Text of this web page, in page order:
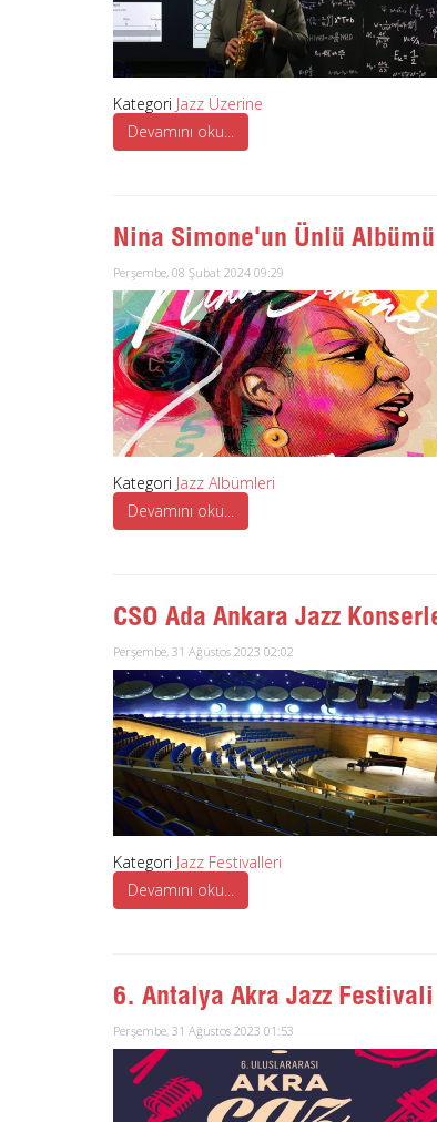
Kategori Jazz Üzerine
Devamını oku...
Nina Simone'un Ünlü
Perşembe, 08 Şubat 2024 09:29
Kategori Jazz Albümleri
Devamını oku...
CSO Ada Ankara Jazz
Perşembe, 31 Ağustos 2023 02:02
Kategori Jazz Festivalleri
Devamını oku...
6. Antalya Akra Jazz Festivali
Perşembe, 31 Ağustos 2023 01:53